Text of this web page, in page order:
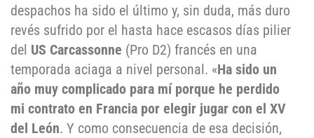
despachos ha sido el último y, sin duda, más duro
revés sufrido por el hasta hace escasos días pilier
del US Carcassonne (Pro D2) francés en una
temporada aciaga a nivel personal. «Ha sido un
año muy complicado para mí porque he perdido
mi contrato en Francia por elegir jugar con el XV
del León. Y como consecuencia de esa decisión,